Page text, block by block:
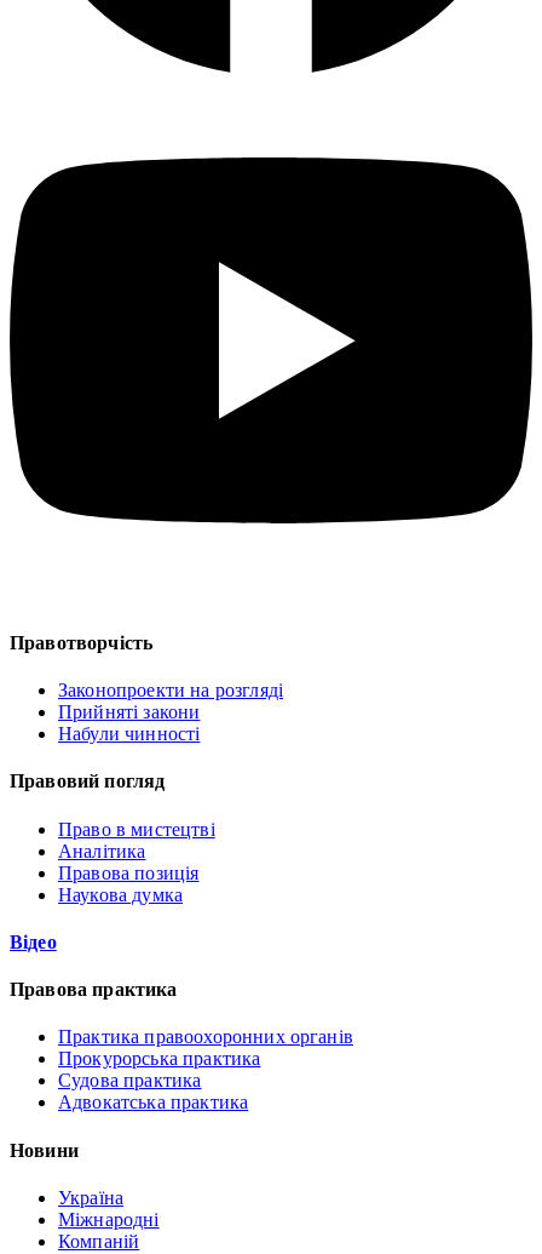
Правотворчість
Законопроекти на розгляді
Прийняті закони
Набули чинності
Правовий погляд
Право в мистецтві
Аналітика
Правова позиція
Наукова думка
Відео
Правова практика
Практика правоохоронних органів
Прокурорська практика
Судова практика
Адвокатська практика
Новини
Україна
Міжнародні
Компаній